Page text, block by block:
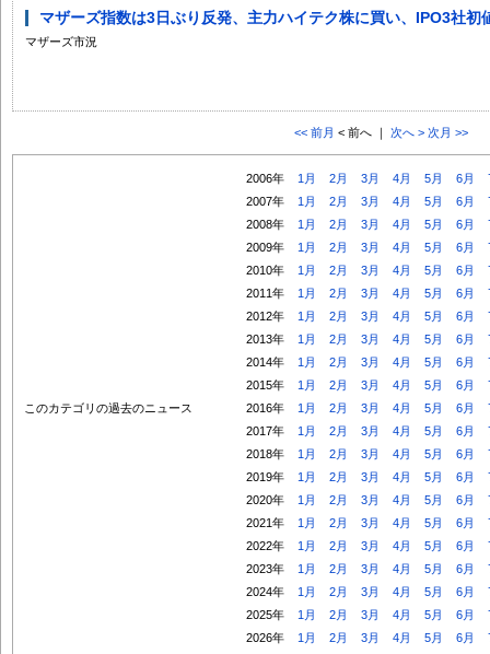
マザーズ指数は3日ぶり反発、主力ハイテク株に買い、IPO3社初
マザーズ市況
<< 前月 < 前へ ｜ 次へ > 次月 >>
このカテゴリの過去のニュース
2006年 1月 2月 3月 4月 5月 6月
2007年
1月 2月 3月 4月 5月 6月
2008年
1月 2月 3月 4月 5月 6月
2009年
1月 2月 3月 4月 5月 6月
2010年
1月 2月 3月 4月 5月 6月
2011年
1月 2月 3月 4月 5月 6月
2012年
1月 2月 3月 4月 5月 6月
2013年
1月 2月 3月 4月 5月 6月
2014年
1月 2月 3月 4月 5月 6月
2015年
1月 2月 3月 4月 5月 6月
2016年
1月 2月 3月 4月 5月 6月
2017年
1月 2月 3月 4月 5月 6月
2018年
1月 2月 3月 4月 5月 6月
2019年
1月 2月 3月 4月 5月 6月
2020年
1月 2月 3月 4月 5月 6月
2021年
1月 2月 3月 4月 5月 6月
2022年
1月 2月 3月 4月 5月 6月
2023年
1月 2月 3月 4月 5月 6月
2024年
1月 2月 3月 4月 5月 6月
2025年
1月 2月 3月 4月 5月 6月
2026年
1月 2月 3月 4月 5月 6月